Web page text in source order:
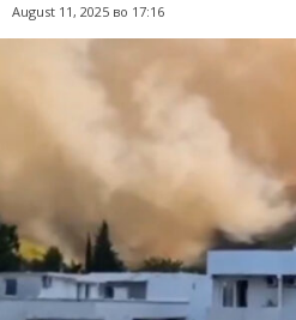
August 11, 2025 во 17:16